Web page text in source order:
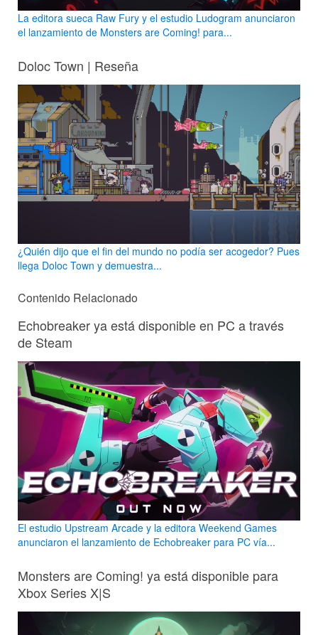
La editora sueca Raw Fury y el estudio Ludogram anunciaron
el lanzamiento de Monsters are Coming! para...
Doloc Town | Reseña
¿Quién dijo que el fin del mundo no podía ser acogedor? Pues
llega Doloc Town y demuestra...
Contenido Relacionado
Echobreaker ya está disponible en PC a través
de Steam
El estudio Upstream Arcade y la editora Weekend Games
anunciaron el lanzamiento de Echobreaker para PC vía...
Monsters are Coming! ya está disponible para
Xbox Series X|S